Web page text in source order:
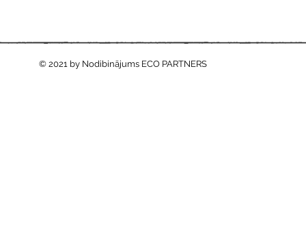
© 2021 by Nodibinājums ECO PARTNERS